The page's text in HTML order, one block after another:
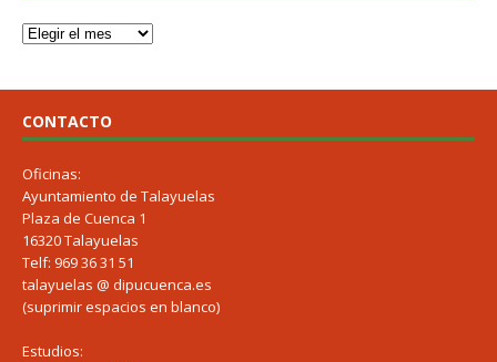
CONTACTO
Oficinas:
Ayuntamiento de Talayuelas
Plaza de Cuenca 1
16320 Talayuelas
Telf: 969 36 31 51
talayuelas @ dipucuenca.es
(suprimir espacios en blanco)
Estudios: